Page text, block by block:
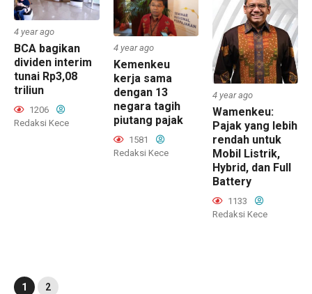
4 year ago
BCA bagikan
dividen interim
tunai Rp3,08
triliun
1206
Redaksi Kece
4 year ago
Kemenkeu
kerja sama
dengan 13
negara tagih
piutang pajak
1581
Redaksi Kece
4 year ago
Wamenkeu:
Pajak yang lebih
rendah untuk
Mobil Listrik,
Hybrid, dan Full
Battery
1133
Redaksi Kece
1 2